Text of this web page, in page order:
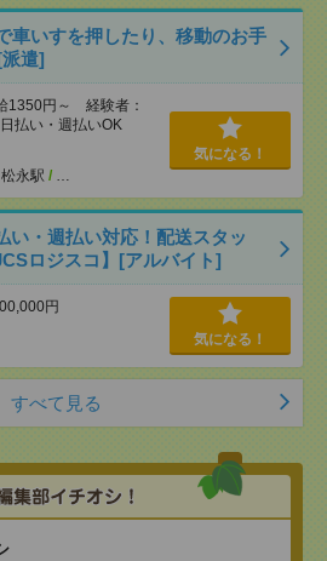
車いすを押したり、移動のお手
遣]
1350円～ 経験者：
払い・週払いOK
松永駅 / …
気になる！
・週払い対応！配送スタッ
ロジスコ】[アルバイト]
円
気になる！
すべて見る